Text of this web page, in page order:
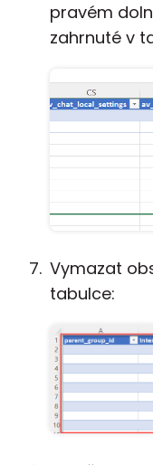
pravém
zahrnuté v
Vymazat
tabulce: